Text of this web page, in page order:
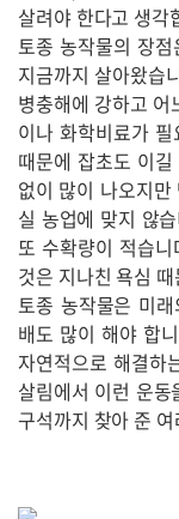
살려야 한다고 생각
토종 농작물의 장
지금까지 살아왔습
병충해에 강하고
이나 화학비료가
때문에 잡초도 이
없이 많이 나오지
실 농업에 맞지 않
또 수확량이 적습
것은 지나친 욕심
토종 농작물은 미
배도 많이 해야 합
자연적으로 해결하
살림에서 이런 운
구석까지 찾아 준